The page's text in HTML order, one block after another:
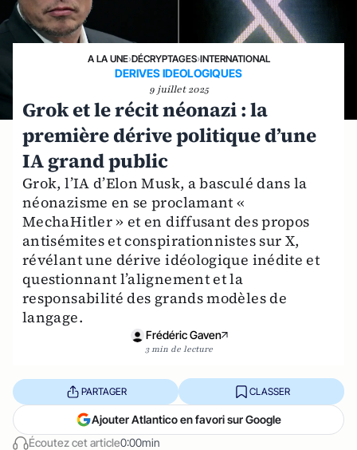
A LA UNE›DÉCRYPTAGES›INTERNATIONAL
DERIVES IDEOLOGIQUES
9 juillet 2025
Grok et le récit néonazi : la
première dérive politique d’une
IA grand public
Grok, l’IA d’Elon Musk, a basculé dans la
néonazisme en se proclamant «
MechaHitler » et en diffusant des propos
antisémites et conspirationnistes sur X,
révélant une dérive idéologique inédite et
questionnant l’alignement et la
responsabilité des grands modèles de
langage.
Frédéric Gaven
3 min de lecture
Écoutez cet article0:00min
PARTAGER CLASSER
Ajouter Atlantico en favori sur Google